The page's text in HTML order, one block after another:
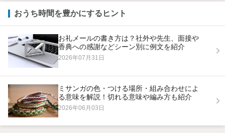
おうち時間を豊かにするヒント
お礼メールの書き方は？社外や先生、面接や
香典への感謝などシーン別に例文を紹介
2026年07月31日
ミサンガの色・つける場所・組み合わせによ
る意味を解説！切れる意味や編み方も紹介
2026年06月03日